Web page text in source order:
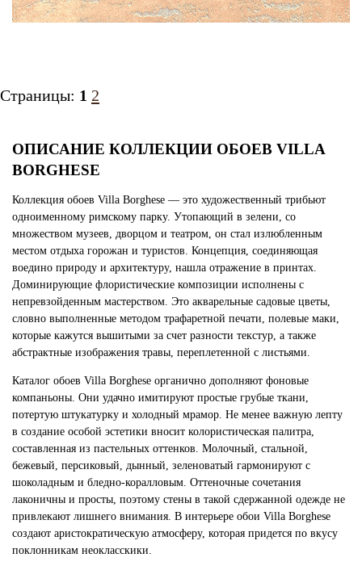
Страницы: 1 2
ОПИСАНИЕ КОЛЛЕКЦИИ ОБОЕВ VILLA
BORGHESE
Коллекция обоев Villa Borghese — это художественный трибьют
одноименному римскому парку. Утопающий в зелени, со
множеством музеев, дворцом и театром, он стал излюбленным
местом отдыха горожан и туристов. Концепция, соединяющая
воедино природу и архитектуру, нашла отражение в принтах.
Доминирующие флористические композиции исполнены с
непревзойденным мастерством. Это акварельные садовые цветы,
словно выполненные методом трафаретной печати, полевые маки,
которые кажутся вышитыми за счет разности текстур, а также
абстрактные изображения травы, переплетенной с листьями.
Каталог обоев Villa Borghese органично дополняют фоновые
компаньоны. Они удачно имитируют простые грубые ткани,
потертую штукатурку и холодный мрамор. Не менее важную лепту
в создание особой эстетики вносит колористическая палитра,
составленная из пастельных оттенков. Молочный, стальной,
бежевый, персиковый, дынный, зеленоватый гармонируют с
шоколадным и бледно-коралловым. Оттеночные сочетания
лаконичны и просты, поэтому стены в такой сдержанной одежде не
привлекают лишнего внимания. В интерьере обои Villa Borghese
создают аристократическую атмосферу, которая придется по вкусу
поклонникам неокласскики.